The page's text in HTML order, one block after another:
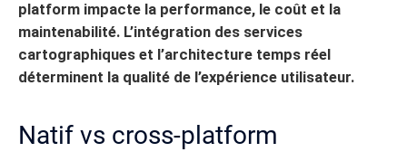
platform impacte la performance, le coût et la
maintenabilité. L’intégration des services
cartographiques et l’architecture temps réel
déterminent la qualité de l’expérience utilisateur.
Natif vs cross-platform